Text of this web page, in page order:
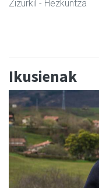
Ikusienak